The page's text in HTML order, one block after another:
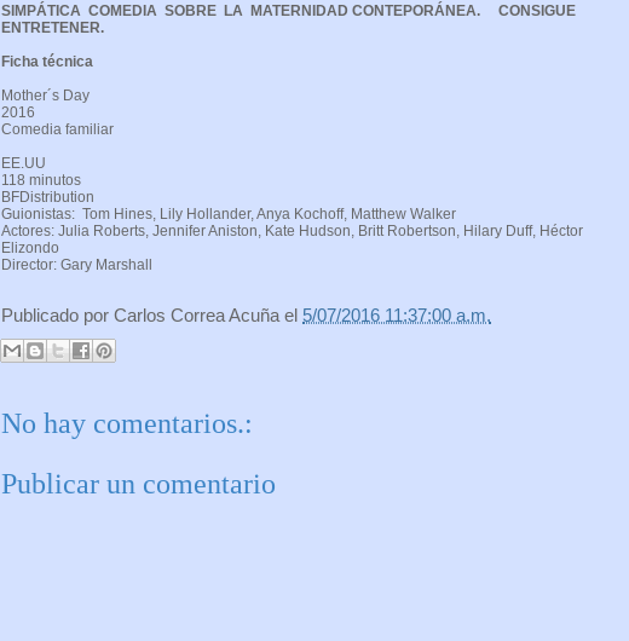
SIMPÁTICA COMEDIA SOBRE LA MATERNIDAD CONTEPORÁNEA. CONSIGUE
ENTRETENER.
Ficha técnica
Mother´s Day
2016
Comedia familiar
EE.UU
118 minutos
BFDistribution
Guionistas: Tom Hines, Lily Hollander, Anya Kochoff, Matthew Walker
Actores: Julia Roberts, Jennifer Aniston, Kate Hudson, Britt Robertson, Hilary Duff, Héctor
Elizondo
Director: Gary Marshall
Publicado por Carlos Correa Acuña el 5/07/2016 11:37:00 a.m.
No hay comentarios.:
Publicar un comentario